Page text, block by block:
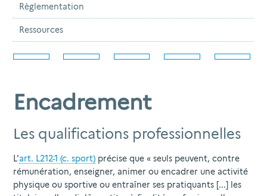
Règlementation
Ressources
Encadrement
Les qualifications professionnelles
L'art. L212-1 (c. sport) précise que « seuls peuvent, contre
rémunération, enseigner, animer ou encadrer une activité
physique ou sportive ou entraîner ses pratiquants [...] les